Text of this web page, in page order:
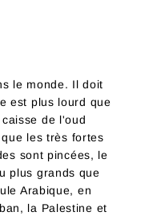
le monde. Il doit
est plus lourd que
de l'oud
les très fortes
sont pincées, le
plus grands que
Arabique, en
la Palestine et